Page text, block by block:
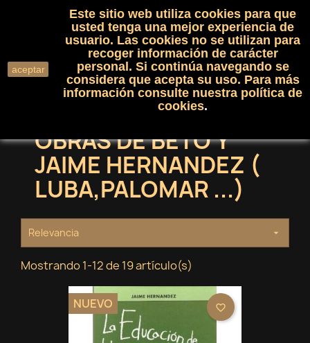
shopping_cart(0)

search
OBRAS DE BETO Y
JAIME HERNANDEZ (
LUBA,PALOMAR ...)
Relevancia 
Mostrando 1-12 de 19 artículo(s)
NUEVO favorite_border
aceptar
Este sitio web utiliza cookies para que
usted tenga una mejor experiencia de
usuario. Las cookies no se utilizan para
recoger información de carácter
personal. Si continúa navegando se
considera que acepta su uso. Para más
información consulte nuestra política de
cookies.